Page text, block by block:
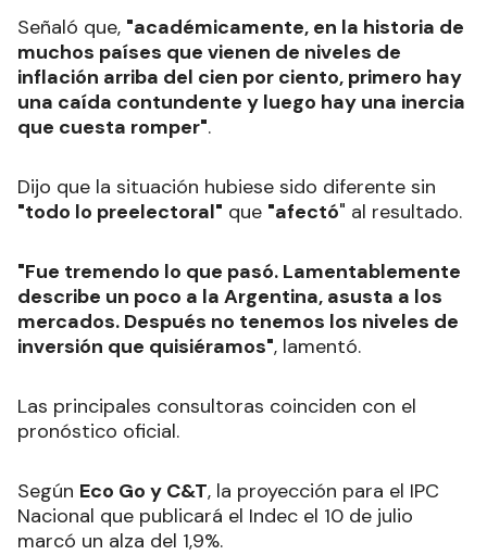
Señaló que, "académicamente, en la historia de
muchos países que vienen de niveles de
inflación arriba del cien por ciento, primero hay
una caída contundente y luego hay una inercia
que cuesta romper".
Dijo que la situación hubiese sido diferente sin
"todo lo preelectoral" que "afectó" al resultado.
"Fue tremendo lo que pasó. Lamentablemente
describe un poco a la Argentina, asusta a los
mercados. Después no tenemos los niveles de
inversión que quisiéramos", lamentó.
Las principales consultoras coinciden con el
pronóstico oficial.
Según Eco Go y C&T, la proyección para el IPC
Nacional que publicará el Indec el 10 de julio
marcó un alza del 1,9%.